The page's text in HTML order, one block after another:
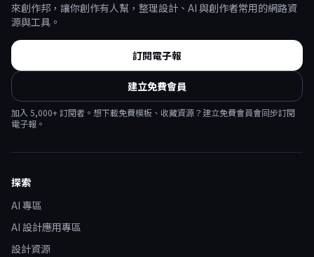
來創作邦，讓你創作有人幫，整理設計、AI 與創作者常用的網路資
源與工具。
訂閱電子報
建立免費會員
加入 5,000+ 訂閱者。想下載免費模板、收藏資源？建立免費會員會同步訂閱
電子報。
探索
AI 專區
AI 設計應用專區
設計資源